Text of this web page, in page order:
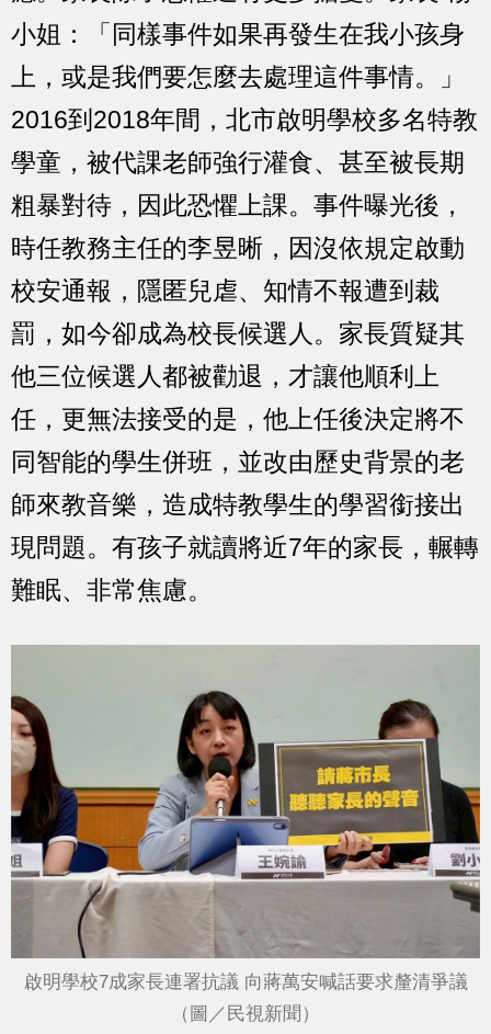
小姐：「同樣事件如果再發生在我小孩身
上，或是我們要怎麼去處理這件事情。」
2016到2018年間，北市啟明學校多名特教
學童，被代課老師強行灌食、甚至被長期
粗暴對待，因此恐懼上課。事件曝光後，
時任教務主任的李昱晰，因沒依規定啟動
校安通報，隱匿兒虐、知情不報遭到裁
罰，如今卻成為校長候選人。家長質疑其
他三位候選人都被勸退，才讓他順利上
任，更無法接受的是，他上任後決定將不
同智能的學生併班，並改由歷史背景的老
師來教音樂，造成特教學生的學習銜接出
現問題。有孩子就讀將近7年的家長，輾轉
難眠、非常焦慮。
啟明學校7成家長連署抗議 向蔣萬安喊話要求釐清爭議
（圖／民視新聞）